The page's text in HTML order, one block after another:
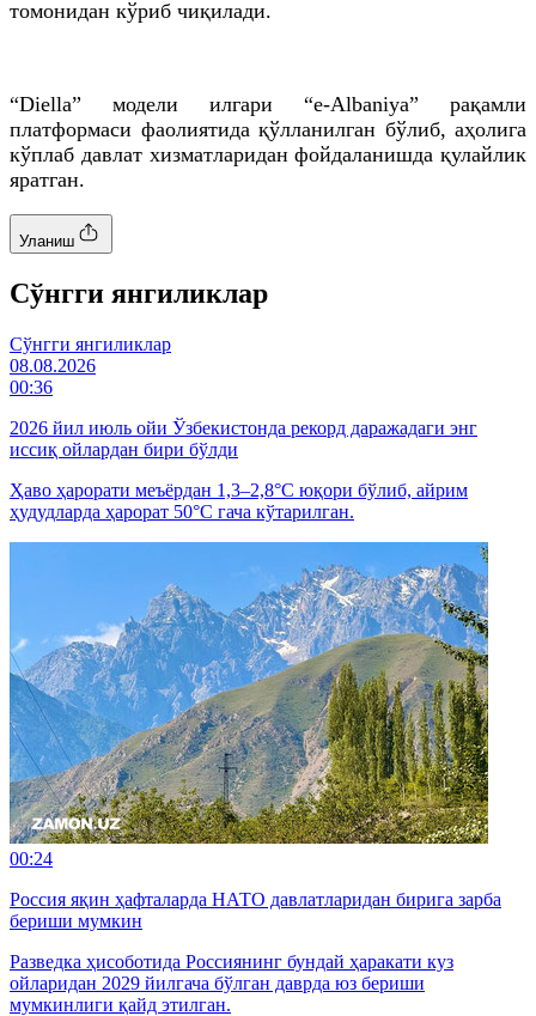
томонидан кўриб чиқилади.
“Diella” модели илгари “e-Albaniya” рақамли
платформаси фаолиятида қўлланилган бўлиб, аҳолига
кўплаб давлат хизматларидан фойдаланишда қулайлик
яратган.
Уланиш
Cўнгги янгиликлар
Cўнгги янгиликлар
08.08.2026
00:36
2026 йил июль ойи Ўзбекистонда рекорд даражадаги энг
иссиқ ойлардан бири бўлди
Ҳаво ҳарорати меъёрдан 1,3–2,8°C юқори бўлиб, айрим
ҳудудларда ҳарорат 50°C гача кўтарилган.
00:24
Россия яқин ҳафталарда НАТО давлатларидан бирига зарба
бериши мумкин
Разведка ҳисоботида Россиянинг бундай ҳаракати куз
ойларидан 2029 йилгача бўлган даврда юз бериши
мумкинлиги қайд этилган.